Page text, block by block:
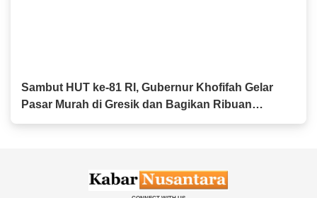
Sambut HUT ke-81 RI, Gubernur Khofifah Gelar
Pasar Murah di Gresik dan Bagikan Ribuan
Bendera Merah Putih